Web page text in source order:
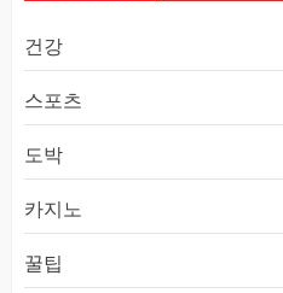
건강
스포츠
도박
카지노
꿀팁